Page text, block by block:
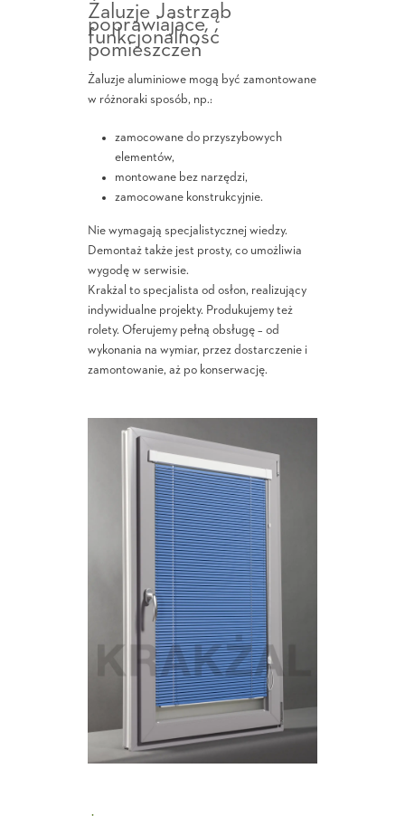
Żaluzje Jastrząb
poprawiające
funkcjonalność
pomieszczeń
Żaluzje aluminiowe mogą być zamontowane
w różnoraki sposób, np.:
zamocowane do przyszybowych
elementów,
montowane bez narzędzi,
zamocowane konstrukcyjnie.
Nie wymagają specjalistycznej wiedzy.
Demontaż także jest prosty, co umożliwia
wygodę w serwisie.
Krakżal to specjalista od osłon, realizujący
indywidualne projekty. Produkujemy też
rolety. Oferujemy pełną obsługę – od
wykonania na wymiar, przez dostarczenie i
zamontowanie, aż po konserwację.